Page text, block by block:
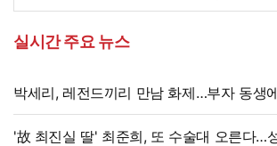
실시간 주요 뉴스
박세리, 레전드끼리 만남 화제…부자 동생
'반전'
'故 최진실 딸' 최준희, 또 수술대 오른다…